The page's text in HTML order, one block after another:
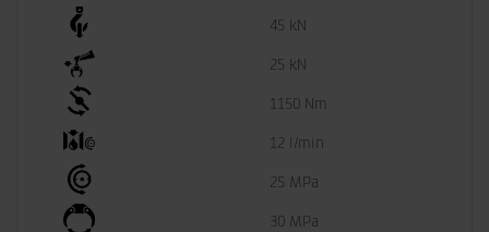
45 kN
25 kN
1150 Nm
12 l/min
25 MPa
30 MPa